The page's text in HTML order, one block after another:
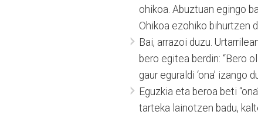
ohikoa. Abuztuan egingo
Ohikoa ezohiko bihurtzen
Bai, arrazoi duzu.
bero egitea berdin: “Bero
gaur eguraldi ‘ona’ izango
Eguzkia eta beroa beti
tarteka lainotzen badu,